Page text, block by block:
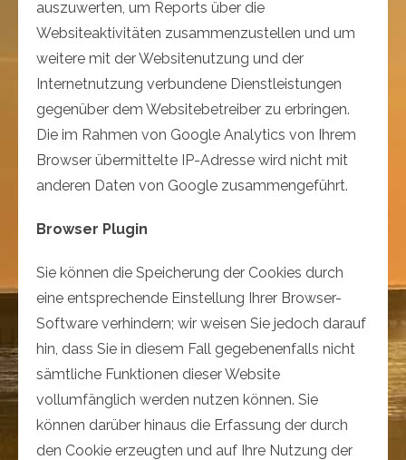
auszuwerten, um Reports über die
Websiteaktivitäten zusammenzustellen und um
weitere mit der Websitenutzung und der
Internetnutzung verbundene Dienstleistungen
gegenüber dem Websitebetreiber zu erbringen.
Die im Rahmen von Google Analytics von Ihrem
Browser übermittelte IP-Adresse wird nicht mit
anderen Daten von Google zusammengeführt.
Browser Plugin
Sie können die Speicherung der Cookies durch
eine entsprechende Einstellung Ihrer Browser-
Software verhindern; wir weisen Sie jedoch darauf
hin, dass Sie in diesem Fall gegebenenfalls nicht
sämtliche Funktionen dieser Website
vollumfänglich werden nutzen können. Sie
können darüber hinaus die Erfassung der durch
den Cookie erzeugten und auf Ihre Nutzung der